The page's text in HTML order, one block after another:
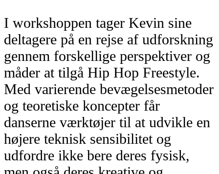
I workshoppen tager Kevin sine
deltagere på en rejse af udforskning
gennem forskellige perspektiver og
måder at tilgå Hip Hop Freestyle.
Med varierende bevægelsesmetoder
og teoretiske koncepter får
danserne værktøjer til at udvikle en
højere teknisk sensibilitet og
udfordre ikke bere deres fysisk,